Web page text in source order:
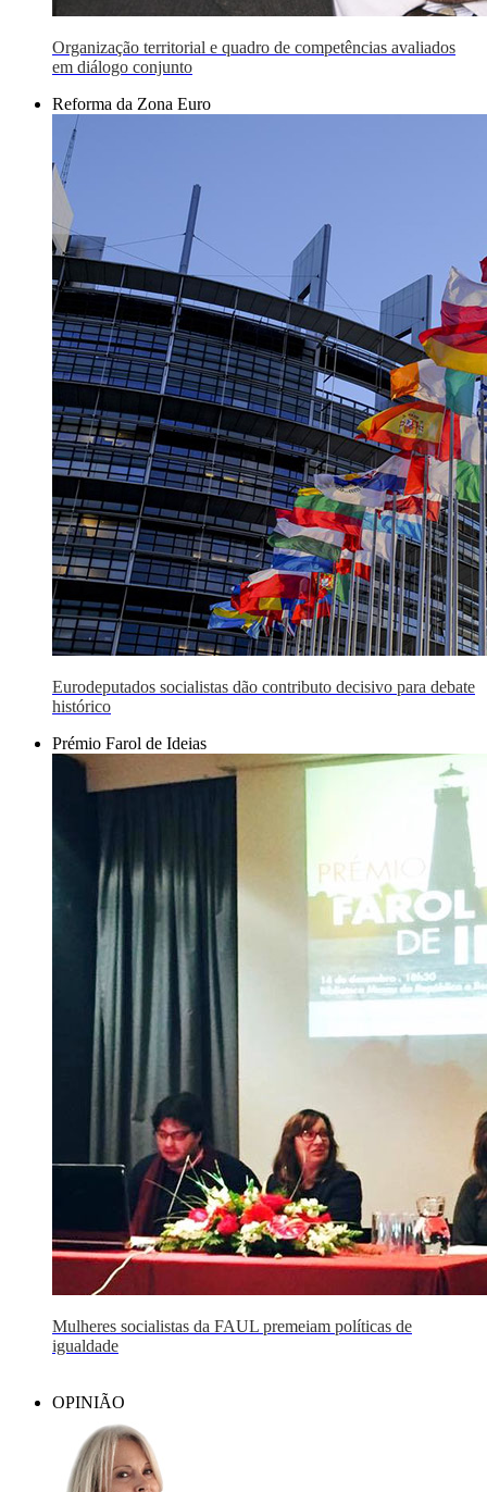
Organização territorial e quadro de competências avaliados
em diálogo conjunto
Reforma da Zona Euro
Eurodeputados socialistas dão contributo decisivo para debate
histórico
Prémio Farol de Ideias
Mulheres socialistas da FAUL premeiam políticas de
igualdade
OPINIÃO